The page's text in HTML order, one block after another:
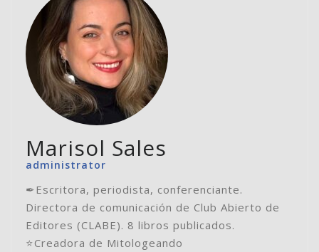
Marisol Sales
administrator
✒Escritora, periodista, conferenciante.
Directora de comunicación de Club Abierto de
Editores (CLABE). 8 libros publicados.
⭐️Creadora de Mitologeando